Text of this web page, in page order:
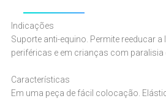
Indicações
Suporte anti-equino. Permite reeducar
periféricas e em crianças com paralisia
Características
Em uma peça de fácil colocação.